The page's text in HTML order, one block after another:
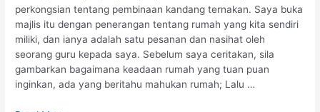
perkongsian tentang pembinaan kandang ternakan. Saya buka
majlis itu dengan penerangan tentang rumah yang kita sendiri
miliki, dan ianya adalah satu pesanan dan nasihat oleh
seorang guru kepada saya. Sebelum saya ceritakan, sila
gambarkan bagaimana keadaan rumah yang tuan puan
inginkan, ada yang beritahu mahukan rumah; Lalu …